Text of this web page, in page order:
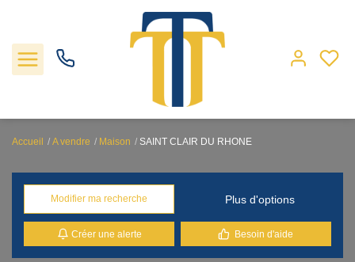
Locations
Gestion
Accueil A vendre Maison SAINT CLAIR DU RHONE
Modifier ma recherche Plus d'options
Créer une alerte Besoin d'aide